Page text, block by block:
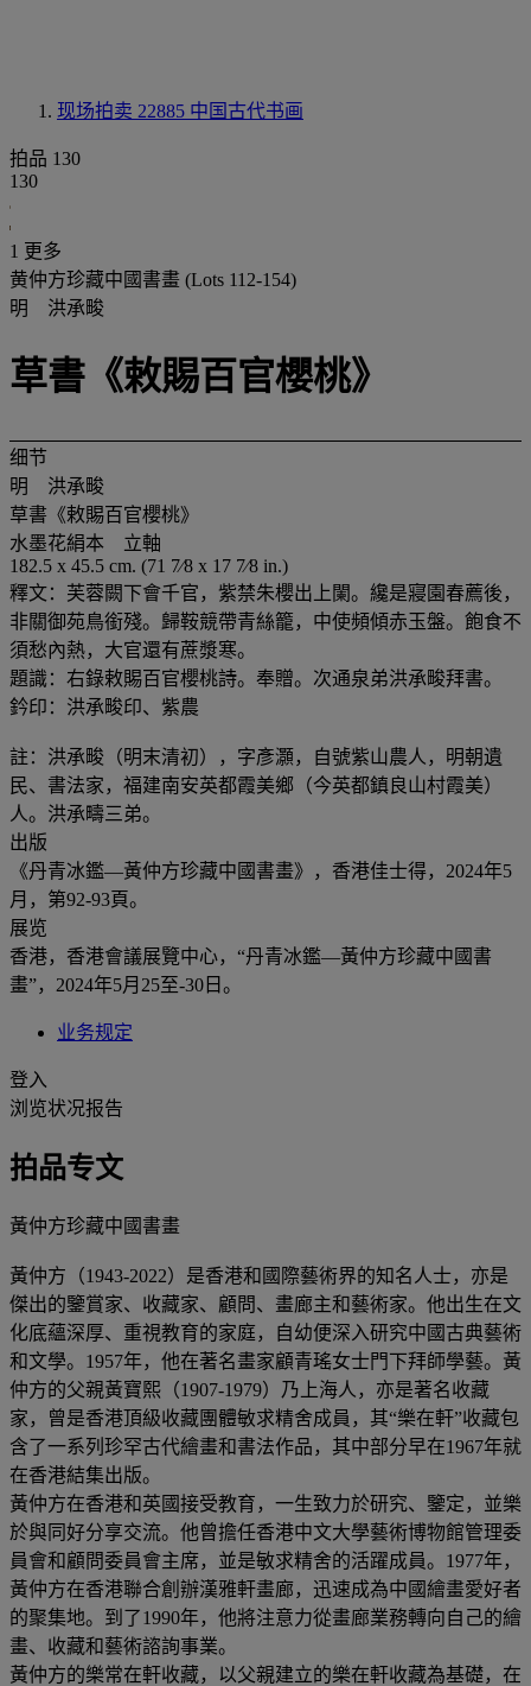
现场拍卖 22885 中国古代书画
拍品 130
130
1 更多
黄仲方珍藏中國書畫 (Lots 112-154)
明 洪承畯
草書《敕賜百官櫻桃》
细节
明 洪承畯
草書《敕賜百官櫻桃》
水墨花絹本 立軸
182.5 x 45.5 cm. (71 7⁄8 x 17 7⁄8 in.)
釋文：芙蓉闕下會千官，紫禁朱櫻出上闌。纔是寢園春薦後，
非關御苑鳥銜殘。歸鞍競帶青絲籠，中使頻傾赤玉盤。飽食不
須愁內熱，大官還有蔗漿寒。
題識：右錄敕賜百官櫻桃詩。奉贈。次通泉弟洪承畯拜書。
鈐印：洪承畯印、紫農
註：洪承畯（明末清初），字彥灝，自號紫山農人，明朝遺
民、書法家，福建南安英都霞美鄉（今英都鎮良山村霞美）
人。洪承疇三弟。
出版
《丹青冰鑑—黃仲方珍藏中國書畫》，香港佳士得，2024年5
月，第92-93頁。
展览
香港，香港會議展覽中心，“丹青冰鑑—黃仲方珍藏中國書
畫”，2024年5月25至-30日。
业务规定
登入
浏览状况报告
拍品专文
黃仲方珍藏中國書畫
黃仲方（1943-2022）是香港和國際藝術界的知名人士，亦是
傑出的鑒賞家、收藏家、顧問、畫廊主和藝術家。他出生在文
化底蘊深厚、重視教育的家庭，自幼便深入研究中國古典藝術
和文學。1957年，他在著名畫家顧青瑤女士門下拜師學藝。黃
仲方的父親黃寶熙（1907-1979）乃上海人，亦是著名收藏
家，曾是香港頂級收藏團體敏求精舍成員，其“樂在軒”收藏包
含了一系列珍罕古代繪畫和書法作品，其中部分早在1967年就
在香港結集出版。
黃仲方在香港和英國接受教育，一生致力於研究、鑒定，並樂
於與同好分享交流。他曾擔任香港中文大學藝術博物館管理委
員會和顧問委員會主席，並是敏求精舍的活躍成員。1977年，
黃仲方在香港聯合創辦漢雅軒畫廊，迅速成為中國繪畫愛好者
的聚集地。到了1990年，他將注意力從畫廊業務轉向自己的繪
畫、收藏和藝術諮詢事業。
黃仲方的樂常在軒收藏，以父親建立的樂在軒收藏為基礎，在